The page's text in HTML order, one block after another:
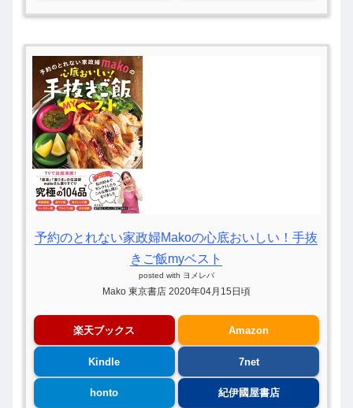
予約のとれない家政婦Makoの心底おいしい！手抜
きご飯myベスト
posted with ヨメレバ
Mako 東京書店 2020年04月15日頃
楽天ブックス Amazon
Kindle 7net
honto 紀伊國屋書店